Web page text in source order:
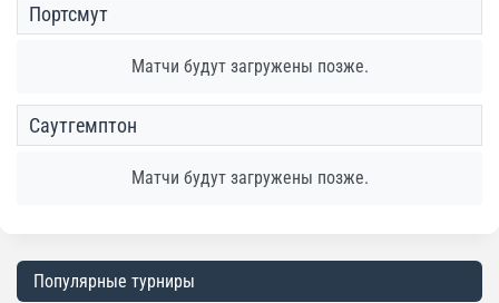
Портсмут
Матчи будут загружены позже.
Саутгемптон
Матчи будут загружены позже.
Популярные турниры